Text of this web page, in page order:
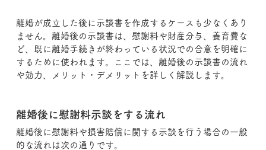
離婚が成立した後に示談書を作成するケースも少なくあり
ません。離婚後の示談書は、慰謝料や財産分与、養育費な
ど、既に離婚手続きが終わっている状況での合意を明確に
するために使われます。ここでは、離婚後の示談書の流れ
や効力、メリット・デメリットを詳しく解説します。
離婚後に慰謝料示談をする流れ
離婚後に慰謝料や損害賠償に関する示談を行う場合の一般
的な流れは次の通りです。